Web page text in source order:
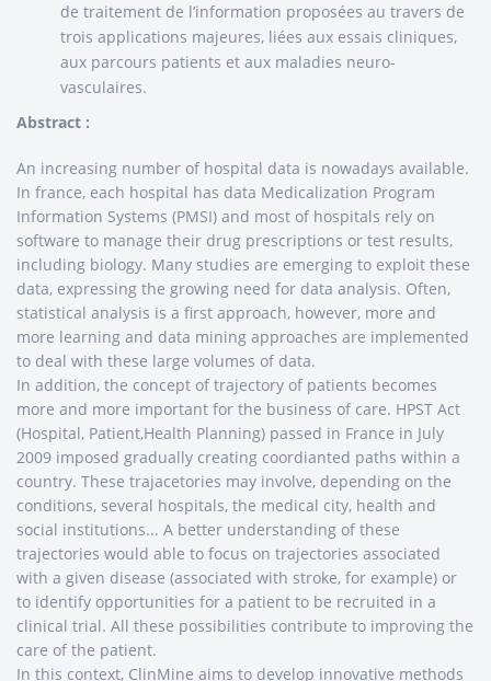
de traitement de l’information proposées au travers de
trois applications majeures, liées aux essais cliniques,
aux parcours patients et aux maladies neuro-
vasculaires.
Abstract :
An increasing number of hospital data is nowadays available.
In france, each hospital has data Medicalization Program
Information Systems (PMSI) and most of hospitals rely on
software to manage their drug prescriptions or test results,
including biology. Many studies are emerging to exploit these
data, expressing the growing need for data analysis. Often,
statistical analysis is a first approach, however, more and
more learning and data mining approaches are implemented
to deal with these large volumes of data.
In addition, the concept of trajectory of patients becomes
more and more important for the business of care. HPST Act
(Hospital, Patient,Health Planning) passed in France in July
2009 imposed gradually creating coordianted paths within a
country. These trajacetories may involve, depending on the
conditions, several hospitals, the medical city, health and
social institutions... A better understanding of these
trajectories would able to focus on trajectories associated
with a given disease (associated with stroke, for example) or
to identify opportunities for a patient to be recruited in a
clinical trial. All these possibilities contribute to improving the
care of the patient.
In this context, ClinMine aims to develop innovative methods